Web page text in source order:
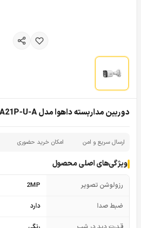
دوربین مداربسته داهوا مدل B1A21P-U-A
ارسال سریع و امن امکان خرید حضوری
ویژگی‌های اصلی محصول
رزولوشن تصویر 2MP
ضبط صدا دارد